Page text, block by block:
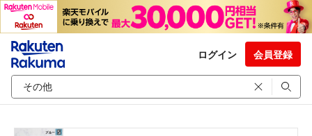
ログイン 会員登録